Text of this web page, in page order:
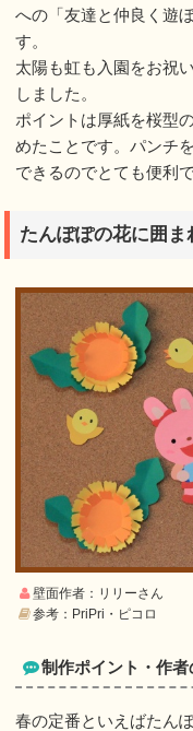
への「友達と仲良く遊
す。
太陽も虹も入園をお祝
しました。
ポイントは厚紙を桜型
めたことです。パンチ
できるのでとても便利で
たんぽぽの花に囲
壁面作者：リリーさん
参考：PriPri・ピコロ
制作ポイント・作者
春の定番といえばたん